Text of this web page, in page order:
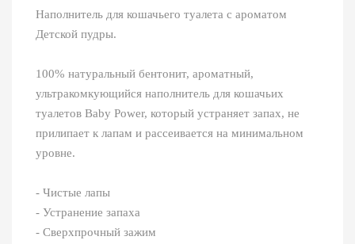
Наполнитель для кошачьего туалета с ароматом
Детской пудры.
100% натуральный бентонит, ароматный,
ультракомкующийся наполнитель для кошачьих
туалетов Baby Power, который устраняет запах, не
прилипает к лапам и рассеивается на минимальном
уровне.
- Чистые лапы
- Устранение запаха
- Сверхпрочный зажим